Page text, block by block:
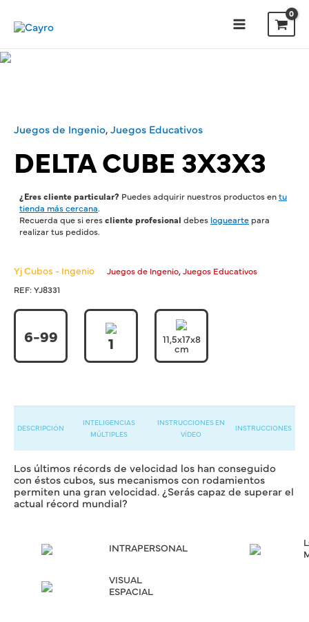
Juegos de Ingenio,Juegos Educativos
DELTA CUBE 3X3X3
¿Eres cliente particular? Puedes adquirir nuestros productos entu
tienda más cercana.
Recuerda que si erescliente profesional debes loguearte para
realizar tus pedidos.
Yj Cubos - Ingenio Juegos de Ingenio,Juegos Educativos
REF:YJ8331
6-99 1 11,5x17x8
cm
DESCRIPCIÓN
INTELIGENCIAS
MÚLTIPLES
INSTRUCCIONES EN
VÍDEO
INSTRUCCIONES
Los últimos récords de velocidad los han conseguido
con éstos cubos, sus mecanismos con rodamientos
permiten una gran velocidad. ¿Serás capaz de superar el
actual récord mundial?
INTRAPERSONAL
VISUAL
ESPACIAL